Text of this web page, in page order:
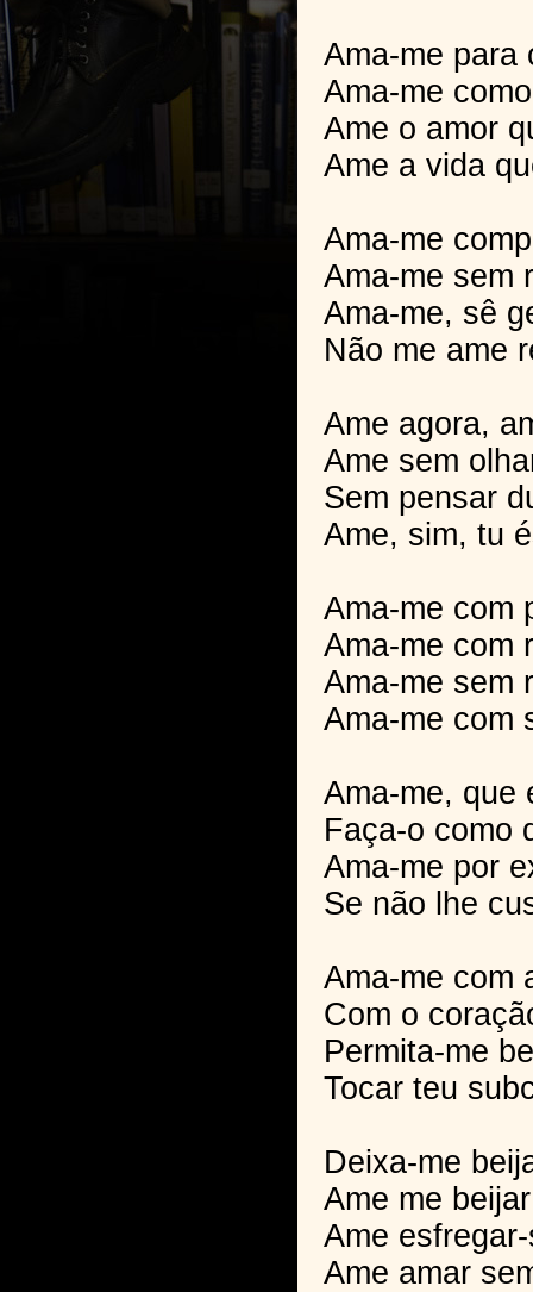
Ama-me para
Ama-me
Ame o amor
Ame a vida
Ama-me
Ama-me sem
Ama-me, sê
Não me ame
Ame agora,
Ame sem
Sem pensar
Ame, sim, tu
Ama-me com
Ama-me com
Ama-me sem
Ama-me com
Ama-me, que
Faça-o como
Ama-me por
Se não lhe
Ama-me com
Com o
Permita-me
Tocar teu
Deixa-me
Ame me beijar
Ame
Ame amar